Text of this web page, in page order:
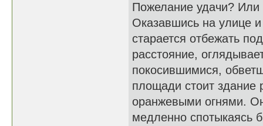
Пожелание удачи? Или
Оказавшись на улице
старается отбежать
расстояние,
покосившимися,
площади стоит здание
оранжевыми огнями.
медленно спотыкаясь